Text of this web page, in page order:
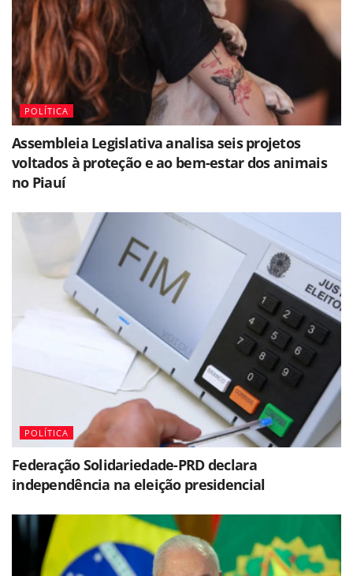
POLÍTICA
Assembleia Legislativa analisa seis projetos
voltados à proteção e ao bem-estar dos animais
no Piauí
POLÍTICA
Federação Solidariedade-PRD declara
independência na eleição presidencial